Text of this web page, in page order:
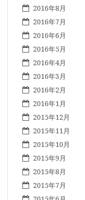
2016年8月
2016年7月
2016年6月
2016年5月
2016年4月
2016年3月
2016年2月
2016年1月
2015年12月
2015年11月
2015年10月
2015年9月
2015年8月
2015年7月